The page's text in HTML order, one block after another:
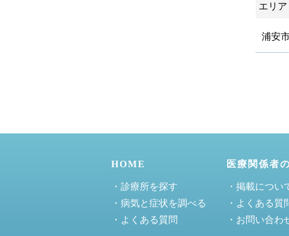
エリア
浦安
HOME
・診療所を探す
・病気と症状を調べる
・よくある質問
医療関係者
・掲載につい
・よくある質
・お問い合わ